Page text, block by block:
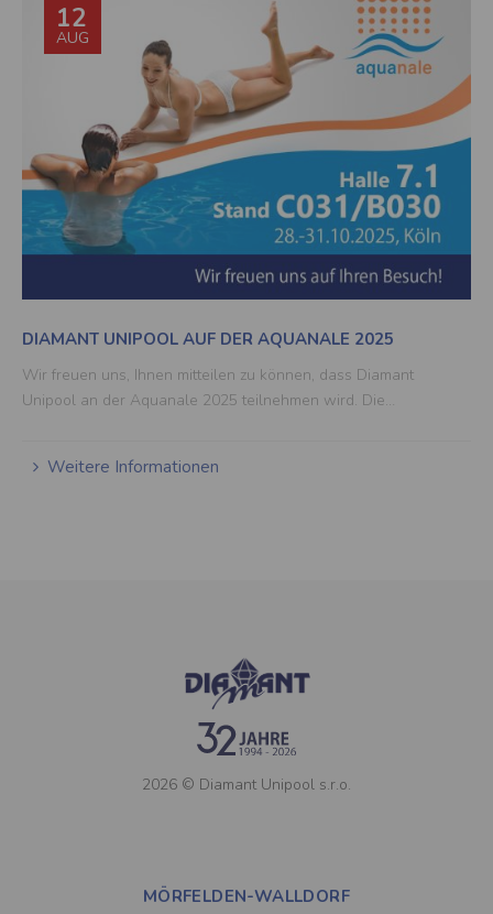
12
AUG
DIAMANT UNIPOOL AUF DER AQUANALE 2025
Wir freuen uns, Ihnen mitteilen zu können, dass Diamant
Unipool an der Aquanale 2025 teilnehmen wird. Die…
Weitere Informationen
2026 © Diamant Unipool s.r.o.
MÖRFELDEN-WALLDORF